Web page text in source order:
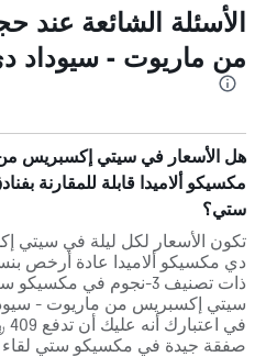
الأسئلة الشائعة
من ماريوت - سيوداد
هل الأسعار في سيتي إكسبريس
ستي؟
تكون الأسعار لكل ليلة في سيتي
ذات تصنيف 3-نجوم في
سيتي إكسبريس من ماريوت -
صفقة جيدة في مكسيكو ستي لقاء فندق